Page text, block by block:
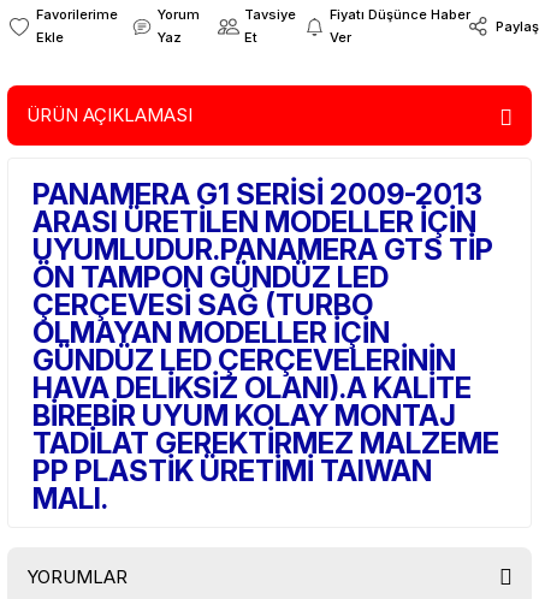
Yorum
Yaz
Tavsiye
Et
Fiyatı Düşünce Haber
Ver
Paylaş
ÜRÜN AÇIKLAMASI
PANAMERA G1 SERİSİ 2009-2013
ARASI ÜRETİLEN MODELLER İÇİN
UYUMLUDUR.PANAMERA GTS TİP
ÖN TAMPON GÜNDÜZ LED
ÇERÇEVESİ SAĞ (TURBO
OLMAYAN MODELLER İÇİN
GÜNDÜZ LED ÇERÇEVELERİNİN
HAVA DELİKSİZ OLANI).A KALİTE
BİREBİR UYUM KOLAY MONTAJ
TADİLAT GEREKTİRMEZ MALZEME
PP PLASTİK ÜRETİMİ TAIWAN
MALI.
YORUMLAR